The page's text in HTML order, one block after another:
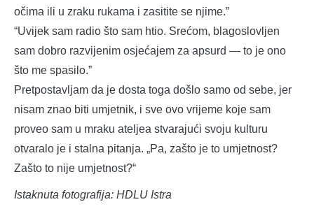
očima ili u zraku rukama i zasitite se njime.”
“Uvijek sam radio što sam htio. Srećom, blagoslovljen
sam dobro razvijenim osjećajem za apsurd — to je ono
što me spasilo.”
Pretpostavljam da je dosta toga došlo samo od sebe, jer
nisam znao biti umjetnik, i sve ovo vrijeme koje sam
proveo sam u mraku ateljea stvarajući svoju kulturu
otvaralo je i stalna pitanja. „Pa, zašto je to umjetnost?
Zašto to nije umjetnost?“
Istaknuta fotografija: HDLU Istra